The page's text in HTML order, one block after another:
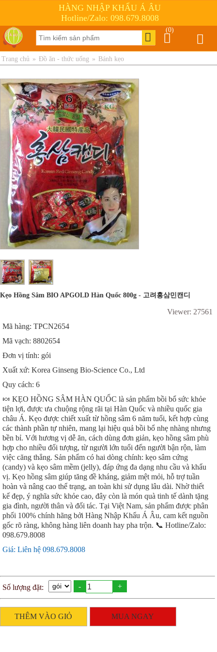
HÀNG NHẬP KHẨU Á ÂU
Hotline/Zalo: 098.679.8008
(0)
Trang chủ » Đồ ăn - thức uống » Bánh kẹo
Kẹo Hồng Sâm BIO APGOLD Hàn Quốc 800g - 고려홍삼민캔디
Viewer: 27561
Mã hàng: TPCN2654
Mã vạch: 8802654
Đơn vị tính: gói
Xuất xứ: Korea Ginseng Bio-Science Co., Ltd
Quy cách: 6
🍬 KẸO HỒNG SÂM HÀN QUỐC là sản phẩm bồi bổ sức khỏe
tiện lợi, được ưa chuộng rộng rãi tại Hàn Quốc và nhiều quốc gia
châu Á. Kẹo được chiết xuất từ hồng sâm 6 năm tuổi, kết hợp cùng
các thành phần tự nhiên, mang lại hiệu quả bồi bổ nhẹ nhàng nhưng
bền bỉ. Với hương vị dễ ăn, cách dùng đơn giản, kẹo hồng sâm phù
hợp cho nhiều đối tượng, từ người lớn tuổi đến người bận rộn, làm
việc căng thẳng. Sản phẩm có hai dòng chính: kẹo sâm cứng
(candy) và kẹo sâm mềm (jelly), đáp ứng đa dạng nhu cầu và khẩu
vị. Kẹo hồng sâm giúp tăng đề kháng, giảm mệt mỏi, hỗ trợ tuần
hoàn và nâng cao thể trạng, an toàn khi sử dụng lâu dài. Nhờ thiết
kế đẹp, ý nghĩa sức khỏe cao, đây còn là món quà tinh tế dành tặng
gia đình, người thân và đối tác. Tại Việt Nam, sản phẩm được phân
phối 100% chính hãng bởi Hàng Nhập Khẩu Á Âu, cam kết nguồn
gốc rõ ràng, không hàng liên doanh hay pha trộn. 📞 Hotline/Zalo:
098.679.8008
Giá: Liên hệ 098.679.8008
Số lượng đặt: - +
THÊM VÀO GIỎ MUA NGAY